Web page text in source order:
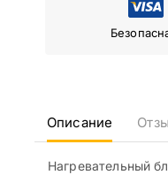
Описание
Нагревательный